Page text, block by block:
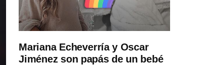
Mariana Echeverría y Oscar
Jiménez son papás de un bebé